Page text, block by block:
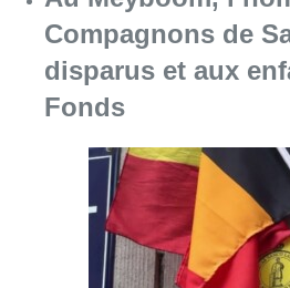
09 août 2026 Consulter
La 718e